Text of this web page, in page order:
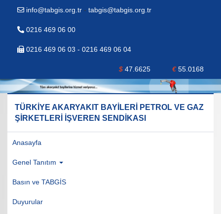
info@tabgis.org.tr - tabgis@tabgis.org.tr
0216 469 06 00
0216 469 06 03 - 0216 469 06 04
$ 47.6625 €55.0168
TÜRKİYE AKARYAKIT BAYİLERİ PETROL VE GAZ
ŞİRKETLERİ İŞVEREN SENDİKASI
Anasayfa
Genel Tanıtım
Basın ve TABGİS
Duyurular